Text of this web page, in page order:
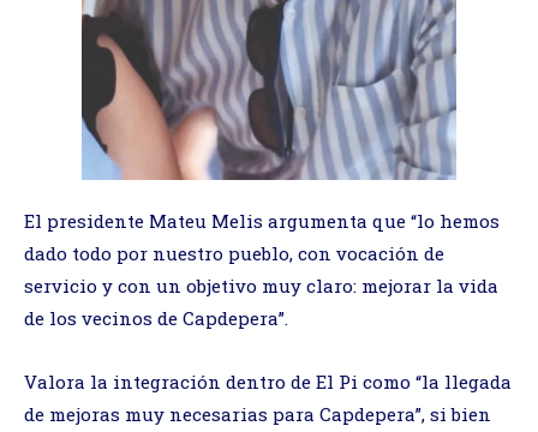
El presidente Mateu Melis argumenta que “lo hemos
dado todo por nuestro pueblo, con vocación de
servicio y con un objetivo muy claro: mejorar la vida
de los vecinos de Capdepera”.
Valora la integración dentro de El Pi como “la llegada
de mejoras muy necesarias para Capdepera”, si bien